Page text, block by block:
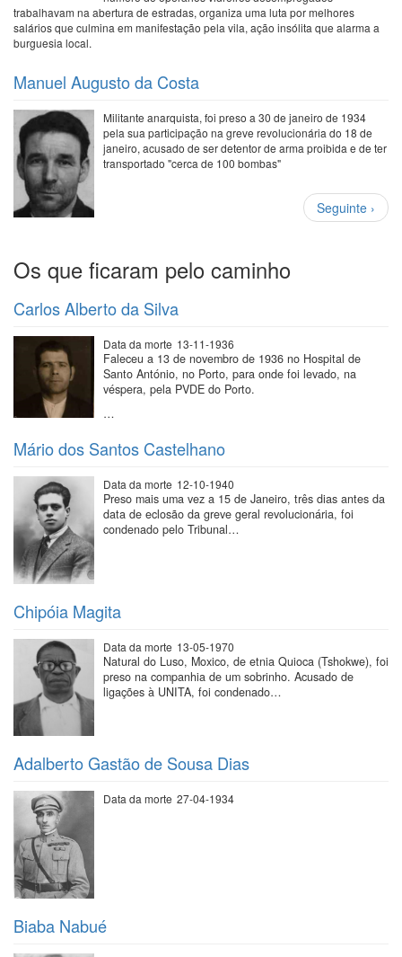
trabalhavam na abertura de estradas, organiza uma luta por melhores
salários que culmina em manifestação pela vila, ação insólita que alarma a
burguesia local.
Manuel Augusto da Costa
Militante anarquista, foi preso a 30 de janeiro de 1934
pela sua participação na greve revolucionária do 18 de
janeiro, acusado de ser detentor de arma proibida e de ter
transportado "cerca de 100 bombas"
Paginação
Próxima
página
Seguinte ›
Os que ficaram pelo caminho
Carlos Alberto da Silva
Data da morte 13-11-1936
Faleceu a 13 de novembro de 1936 no Hospital de
Santo António, no Porto, para onde foi levado, na
véspera, pela PVDE do Porto.
…
Mário dos Santos Castelhano
Data da morte 12-10-1940
Preso mais uma vez a 15 de Janeiro, três dias antes da
data de eclosão da greve geral revolucionária, foi
condenado pelo Tribunal…
Chipóia Magita
Data da morte 13-05-1970
Natural do Luso, Moxico, de etnia Quioca (Tshokwe), foi
preso na companhia de um sobrinho. Acusado de
ligações à UNITA, foi condenado…
Adalberto Gastão de Sousa Dias
Data da morte 27-04-1934
Biaba Nabué